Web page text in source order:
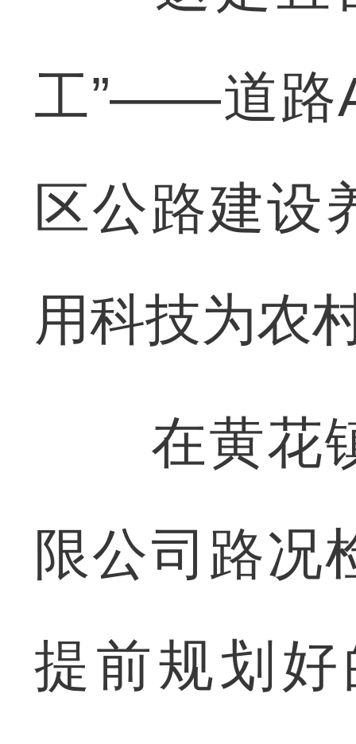
工”——道路
区公路建设
用科技为农
在黄花镇
限公司路况
提前规划